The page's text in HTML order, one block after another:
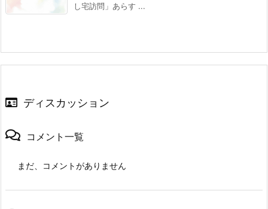
し宅訪問」あらす ...
ディスカッション
コメント一覧
まだ、コメントがありません